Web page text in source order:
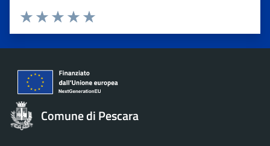
Valuta 5 stelle su 5
Valuta 4 stelle su 5
Valuta 3 stelle su 5
Valuta 2 stelle su 5
Valuta 1 stelle su 5
Comune di Pescara